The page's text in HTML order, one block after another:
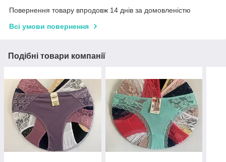
Повернення товару впродовж 14 днів за домовленістю
Всі умови повернення
Подібні товари компанії